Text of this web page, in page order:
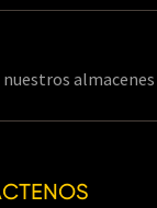
almacenes